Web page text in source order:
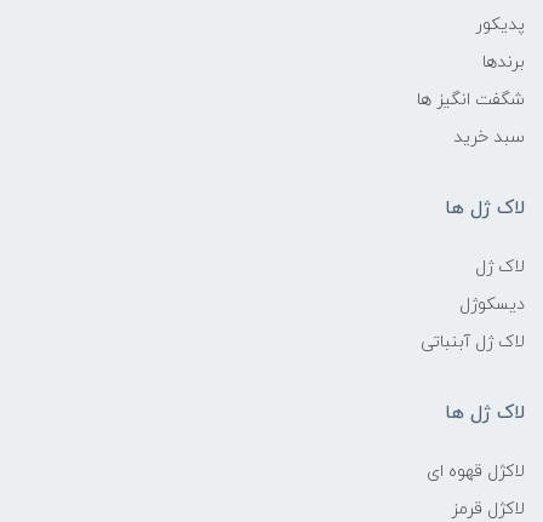
پدیکور
برندها
شگفت انگیز ها
سبد خرید
لاک ژل ها
لاک ژل
دیسکوژل
لاک ژل آبنباتی
لاک ژل ها
لاکژل قهوه ای
لاکژل قرمز